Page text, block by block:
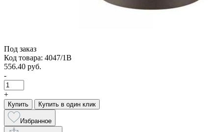
Под заказ
Код товара: 4047/1B
556.40 руб.
-
+
Купить Купить в один клик
Избранное